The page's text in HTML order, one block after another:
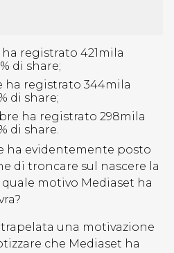
registrato 421mila
di share;
ha registrato 344mila
di share;
ha registrato 298mila
di share.
ha evidentemente posto
di troncare sul nascere la
motivo Mediaset ha
una motivazione
che Mediaset ha